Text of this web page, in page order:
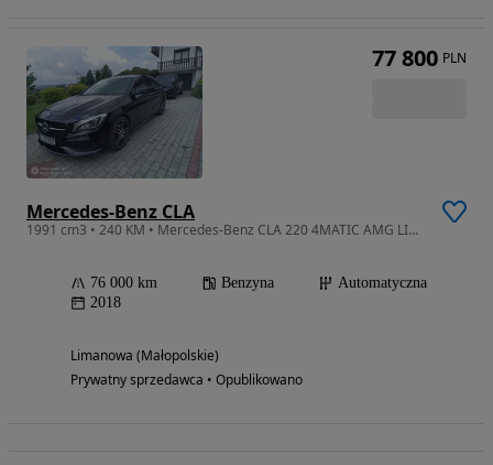
Mercedes-Benz CLA
1991 cm3 • 240 KM • Mercedes-Benz CLA 220 4MATIC AMG LINE
76 000 km Benzyna
Automatyczna
2018
Limanowa (Małopolskie)
Prywatny sprzedawca • Opublikowano
77 800 PLN